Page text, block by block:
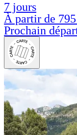
7 jours
À partir de
Prochain